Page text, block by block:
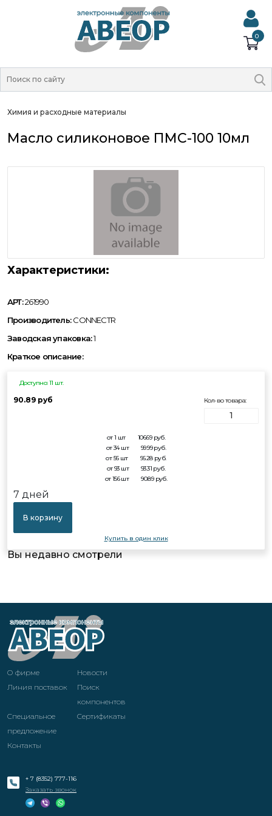
0
Химия и расходные материалы
Масло силиконовое ПМС-100 10мл
Характеристики:
АРТ:261990
Производитель:CONNECTR
Заводская упаковка:1
Краткое описание:
Доступно: 11 шт.
90.89 руб Кол-во товара:
от 1 шт 106.69руб.
от 34 шт
99.99руб.
от 56 шт
96.28руб.
от 93 шт
93.31 руб.
от 156 шт
90.89руб.
7 дней
В корзину
Купить в один клик
Вы недавно смотрели
О фирме
Новости
Линия поставок
Поиск
компонентов
Специальное
предложение
Cертификаты
Контакты
+ 7 (8352) 777-116
Заказать звонок